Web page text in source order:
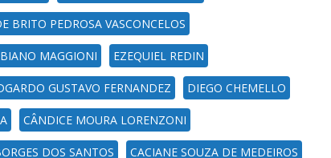
BRITO PEDROSA VASCONCELOS
MAGGIONI EZEQUIEL REDIN
GUSTAVO FERNANDEZ DIEGO CHEMELLO
CÂNDICE MOURA LORENZONI
DOS SANTOS CACIANE SOUZA DE MEDEIROS